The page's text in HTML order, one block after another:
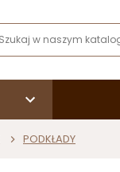
PODKŁADY